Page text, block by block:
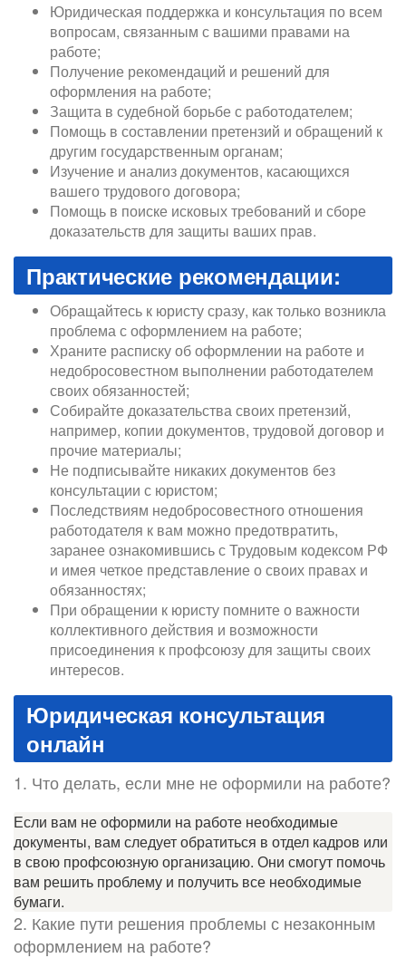
Юридическая поддержка и консультация по всем
вопросам, связанным с вашими правами на
работе;
Получение рекомендаций и решений для
оформления на работе;
Защита в судебной борьбе с работодателем;
Помощь в составлении претензий и обращений к
другим государственным органам;
Изучение и анализ документов, касающихся
вашего трудового договора;
Помощь в поиске исковых требований и сборе
доказательств для защиты ваших прав.
Практические рекомендации:
Обращайтесь к юристу сразу, как только возникла
проблема с оформлением на работе;
Храните расписку об оформлении на работе и
недобросовестном выполнении работодателем
своих обязанностей;
Собирайте доказательства своих претензий,
например, копии документов, трудовой договор и
прочие материалы;
Не подписывайте никаких документов без
консультации с юристом;
Последствиям недобросовестного отношения
работодателя к вам можно предотвратить,
заранее ознакомившись с Трудовым кодексом РФ
и имея четкое представление о своих правах и
обязанностях;
При обращении к юристу помните о важности
коллективного действия и возможности
присоединения к профсоюзу для защиты своих
интересов.
Юридическая консультация
онлайн
1. Что делать, если мне не оформили на работе?
Если вам не оформили на работе необходимые
документы, вам следует обратиться в отдел кадров или
в свою профсоюзную организацию. Они смогут помочь
вам решить проблему и получить все необходимые
бумаги.
2. Какие пути решения проблемы с незаконным
оформлением на работе?